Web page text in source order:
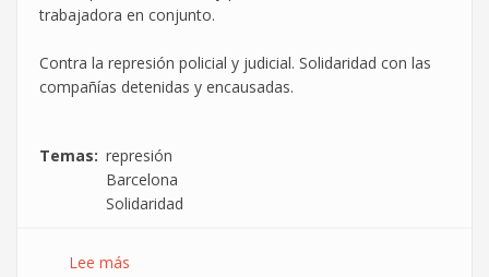
trabajadora en conjunto.
Contra la represión policial y judicial. Solidaridad con las
compañías detenidas y encausadas.
Temas
represión
Barcelona
Solidaridad
Lee más